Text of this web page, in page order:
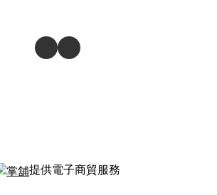
提供電子商貿服務